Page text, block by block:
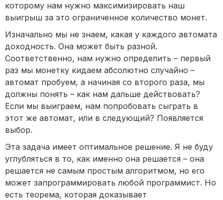
которому нам нужно максимизировать наш
выигрыш за это ограниченное количество монет.
Изначально мы не знаем, какая у каждого автомата
доходность. Она может быть разной.
Соответственно, нам нужно определить – первый
раз мы монетку кидаем абсолютно случайно –
автомат пробуем, а начиная со второго раза, мы
должны понять – как нам дальше действовать?
Если мы выиграем, нам попробовать сыграть в
этот же автомат, или в следующий? Появляется
выбор.
Эта задача имеет оптимальное решение. Я не буду
углубляться в то, как именно она решается – она
решается не самым простым алгоритмом, но его
может запрограммировать любой программист. Но
есть теорема, которая доказывает